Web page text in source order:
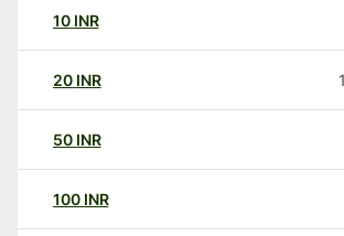
10 INR
20 INR
50 INR
100 INR